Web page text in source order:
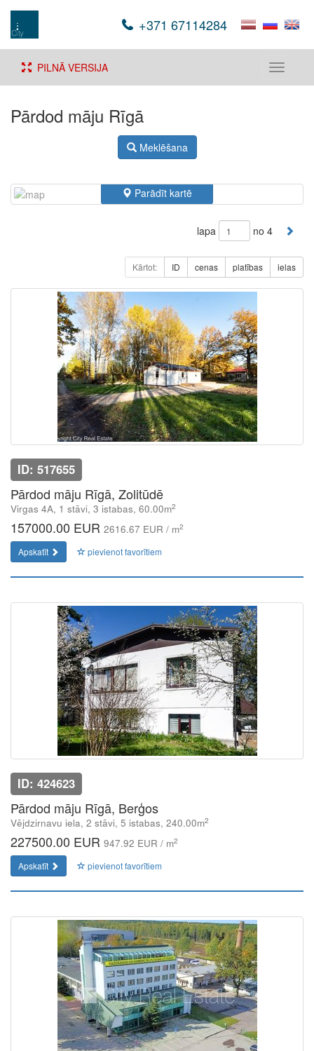
+371 67114284
Toggle
PILNĀ VERSIJA
Pārdod māju Rīgā
Meklēšana
Parādīt kartē
lapa no 4
Kārtot: ID cenas platības ielas
ID: 517655
Pārdod māju Rīgā, Zolitūdē
Virgas 4A, 1 stāvi, 3 istabas, 60.00m2
157000.00 EUR 2616.67 EUR / m2
Apskatīt pievienot favorītiem
ID: 424623
Pārdod māju Rīgā, Berģos
Vējdzirnavu iela, 2 stāvi, 5 istabas, 240.00m2
227500.00 EUR 947.92 EUR / m2
Apskatīt pievienot favorītiem